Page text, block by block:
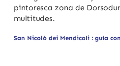
pintoresca zona de
multitudes.
San Nicolò dei Mendicoli : guía